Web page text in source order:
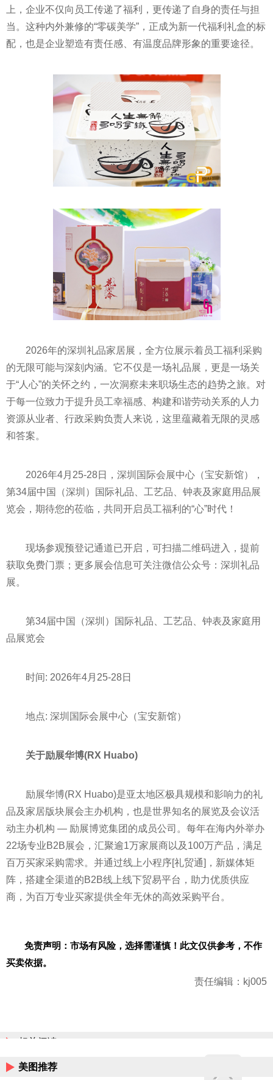
上，企业不仅向员工传递了福利，更传递了自身的责任与担
当。这种内外兼修的“零碳美学”，正成为新一代福利礼盒的标
配，也是企业塑造有责任感、有温度品牌形象的重要途径。
2026年的深圳礼品家居展，全方位展示着员工福利采购
的无限可能与深刻内涵。它不仅是一场礼品展，更是一场关
于“人心”的关怀之约，一次洞察未来职场生态的趋势之旅。对
于每一位致力于提升员工幸福感、构建和谐劳动关系的人力
资源从业者、行政采购负责人来说，这里蕴藏着无限的灵感
和答案。
2026年4月25-28日，深圳国际会展中心（宝安新馆），
第34届中国（深圳）国际礼品、工艺品、钟表及家庭用品展
览会，期待您的莅临，共同开启员工福利的“心”时代！
现场参观预登记通道已开启，可扫描二维码进入，提前
获取免费门票；更多展会信息可关注微信公众号：深圳礼品
展。
第34届中国（深圳）国际礼品、工艺品、钟表及家庭用
品展览会
时间: 2026年4月25-28日
地点: 深圳国际会展中心（宝安新馆）
关于励展华博(RX Huabo)
励展华博(RX Huabo)是亚太地区极具规模和影响力的礼
品及家居版块展会主办机构，也是世界知名的展览及会议活
动主办机构 — 励展博览集团的成员公司。每年在海内外举办
22场专业B2B展会，汇聚逾1万家展商以及100万产品，满足
百万买家采购需求。并通过线上小程序[礼贸通]，新媒体矩
阵，搭建全渠道的B2B线上线下贸易平台，助力优质供应
商，为百万专业买家提供全年无休的高效采购平台。
免责声明：市场有风险，选择需谨慎！此文仅供参考，不作
买卖依据。
责任编辑：kj005
相关阅读
美图推荐